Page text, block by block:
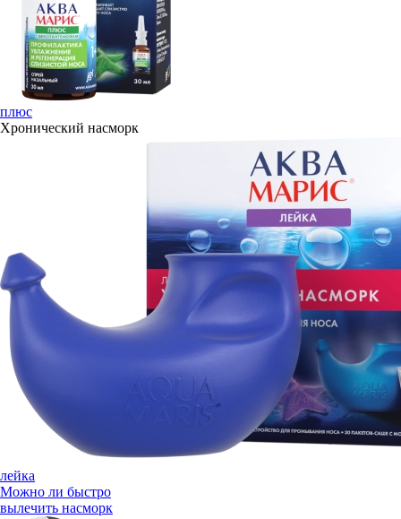
плюс
Хронический насморк
лейка
Можно ли быстро
вылечить насморк